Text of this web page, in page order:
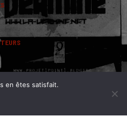
en êtes satisfait.